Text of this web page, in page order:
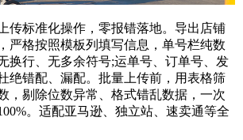
标准化操作，零报错落地。导出店铺
严格按照模板列填写信息，单号栏纯数
换行、无多余符号;运单号、订单号、发
绝错配、漏配。批量上传前，用表格筛
，剔除位数异常、格式错乱数据，一次
。适配亚马逊、独立站、速卖通等全